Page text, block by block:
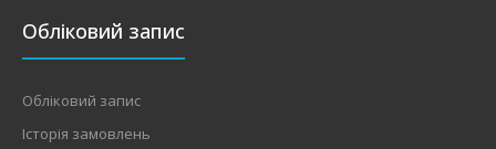
Обліковий запис
Обліковий запис
Історія замовлень